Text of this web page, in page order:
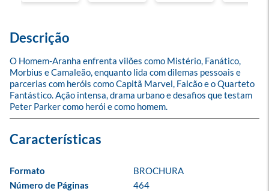
Descrição
O Homem-Aranha enfrenta vilões como Mistério, Fanático,
Morbius e Camaleão, enquanto lida com dilemas pessoais e
parcerias com heróis como Capitã Marvel, Falcão e o Quarteto
Fantástico. Ação intensa, drama urbano e desafios que testam
Peter Parker como herói e como homem.
Formato
BROCHURA
Número de Páginas
464